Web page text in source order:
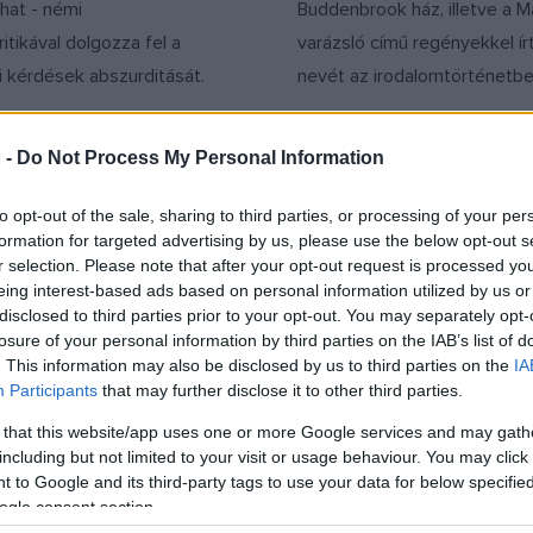
- Do Not Process My Personal Information
opt-out of the sale, sharing to third parties, or processing of your
for targeted advertising by us, please use the below opt-out
selection. Please note that after your opt-out request is processed
interest-based ads based on personal information utilized by us
to third parties prior to your opt-out. You may separately
of your personal information by third parties on the IAB’s list of
This information may also be disclosed by us to third parties on the
Participants that may further disclose it to other third parties.
that this website/app uses one or more Google services and may
but not limited to your visit or usage behaviour. You may
to Google and its third-party tags to use your data for below
consent section.
- némi
dolgozza fel a
kérdések abszurditását.
Buddenbrook ház, illetve a
varázsló című regényekkel
nevét az
svájci
kelt el egy Brutus
díszített
számító, Brutus képmásával
aranypénz kelt el 1,83
én egy genfi árverésen –
szervező
Ezúttal
alpesi kürtölés
világrekordját
Ezernél több alpesi kürtös
rekordot a világ legnagyobb
zenekarával egy svájci
jódliegyesülete.